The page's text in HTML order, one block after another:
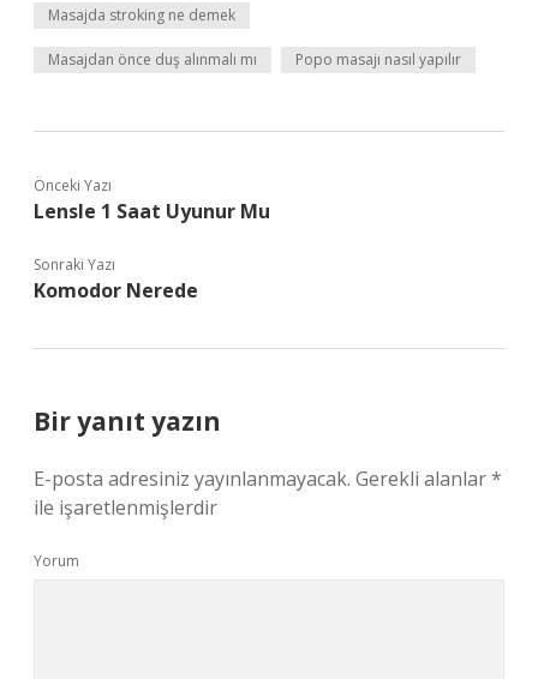
Masajda stroking ne demek
Masajdan önce duş alınmalı mı Popo masajı nasıl yapılır
Önceki Yazı
Lensle 1 Saat Uyunur Mu
Sonraki Yazı
Komodor Nerede
Bir yanıt yazın
E-posta adresiniz yayınlanmayacak. Gerekli alanlar*
ile işaretlenmişlerdir
Yorum